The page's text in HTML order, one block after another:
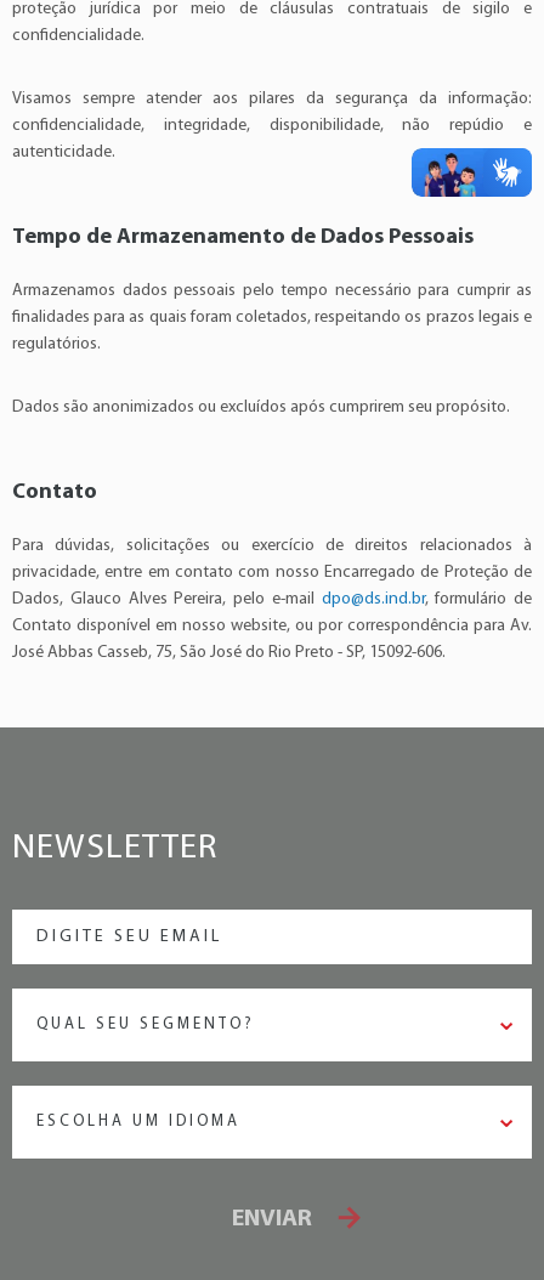
proteção jurídica por meio de cláusulas contratuais de sigilo e
confidencialidade.
Visamos sempre atender aos pilares da segurança da informação:
confidencialidade, integridade, disponibilidade, não repúdio e
autenticidade.
Tempo de Armazenamento de Dados Pessoais
Armazenamos dados pessoais pelo tempo necessário para cumprir as
finalidades para as quais foram coletados, respeitando os prazos legais e
regulatórios.
Dados são anonimizados ou excluídos após cumprirem seu propósito.
Contato
Para dúvidas, solicitações ou exercício de direitos relacionados à
privacidade, entre em contato com nosso Encarregado de Proteção de
Dados, Glauco Alves Pereira, pelo e-mail dpo@ds.ind.br, formulário de
Contato disponível em nosso website, ou por correspondência para Av.
José Abbas Casseb, 75, São José do Rio Preto - SP, 15092-606.
NEWSLETTER
QUAL SEU SEGMENTO?
ESCOLHA UM IDIOMA
ENVIAR